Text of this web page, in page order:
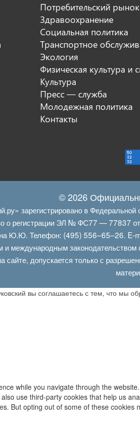
Потребительский рынок
Здравоохранение
Социальная политика
Транспортное
Экология
Физическая культура и
Культура
Пресс — служба
Молодежная политика
Контакты
© 2026
зарегистрировано в
о регистрации ЭЛ № ФС77 — 77837
Ю.Ю. Телефон: (495) 556–65–26.
и международным
допускается только с
вы соглашаетесь с тем, что мы
while you navigate through the
use third-party cookies that help us
But opting out of some of these cookies